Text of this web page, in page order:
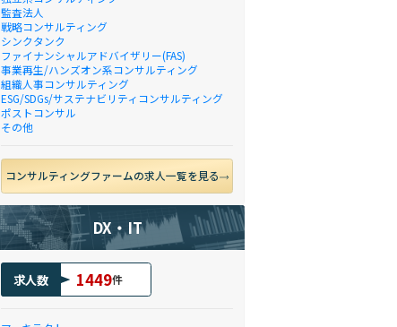
監査法人
戦略コンサルティング
シンクタンク
ファイナンシャルアドバイザリー(FAS)
事業再生/ハンズオン系コンサルティング
組織人事コンサルティング
ESG/SDGs/サステナビリティコンサルティング
ポストコンサル
その他
コンサルティングファームの求人一覧を見る
DX・IT
求人数 1449件